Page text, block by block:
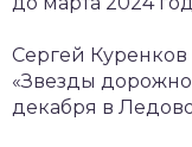
Сергей Куренков
«Звезды
декабря в